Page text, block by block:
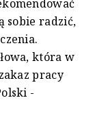
sobie radzić,
która w
pracy
-